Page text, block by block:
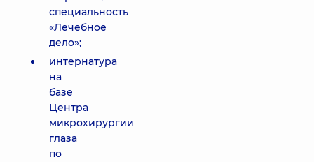
специальность
«Лечебное
дело»;
интернатура
на
базе
Центра
микрохирургии
глаза
по